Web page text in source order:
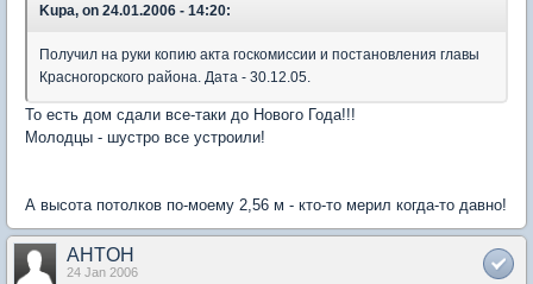
Kupa, on 24.01.2006 - 14:20:
Получил на руки копию акта госкомиссии и постановления главы
Красногорского района. Дата - 30.12.05.
То есть дом сдали все-таки до Нового Года!!!
Молодцы - шустро все устроили!
А высота потолков по-моему 2,56 м - кто-то мерил когда-то давно!
AHTOH
24 Jan 2006